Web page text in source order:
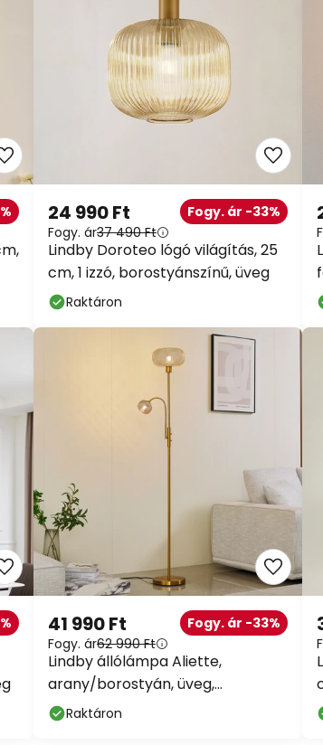
24 990 Ft
Fogy. ár37 490 Ft
Fogy. ár -33%
Lindby Doroteo lógó világítás, 25
cm, 1 izzó, borostyánszínű, üveg
Raktáron
41 990 Ft
Fogy. ár62 990 Ft
Fogy. ár -33%
Lindby állólámpa Aliette,
arany/borostyán, üveg,
olvasólámpa
Raktáron